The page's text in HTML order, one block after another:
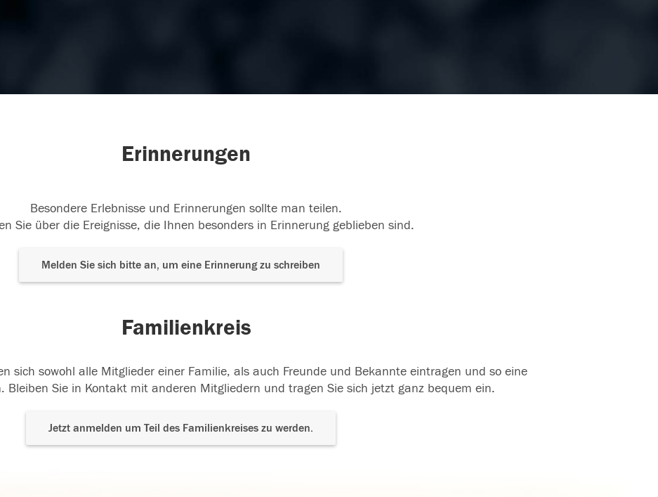
Erinnerungen
Besondere Erlebnisse und Erinnerungen sollte man teilen.
Sie über die Ereignisse, die Ihnen besonders in Erinnerung geblieben sind.
Melden Sie sich bitte an, um eine Erinnerung zu schreiben
Familienkreis
sich sowohl alle Mitglieder einer Familie, als auch Freunde und Bekannte eintragen und so eine
Bleiben Sie in Kontakt mit anderen Mitgliedern und tragen Sie sich jetzt ganz bequem ein.
Jetzt anmelden um Teil des Familienkreises zu werden.